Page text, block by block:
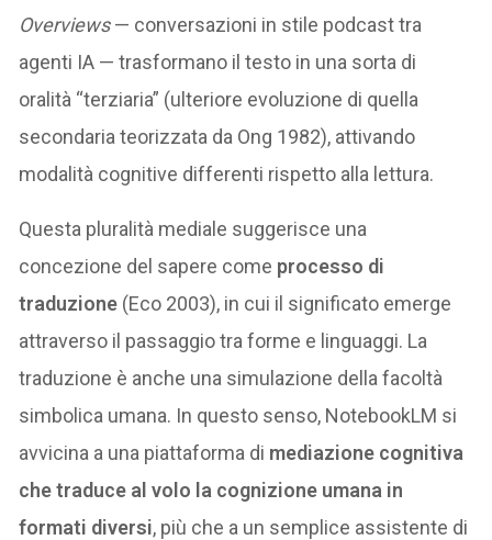
Overviews— conversazioni in stile podcast tra
agenti IA — trasformano il testo in una sorta di
oralità “terziaria” (ulteriore evoluzione di quella
secondaria teorizzata da Ong 1982), attivando
modalità cognitive differenti rispetto alla lettura.
Questa pluralità mediale suggerisce una
concezione del sapere come processo di
traduzione (Eco 2003), in cui il significato emerge
attraverso il passaggio tra forme e linguaggi. La
traduzione è anche una simulazione della facoltà
simbolica umana. In questo senso, NotebookLM si
avvicina a una piattaforma di mediazione cognitiva
che traduce al volo la cognizione umana in
formati diversi, più che a un semplice assistente di